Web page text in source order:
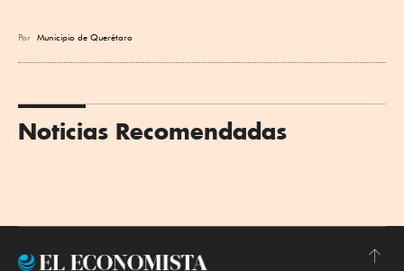
Por Municipio de Querétaro
Noticias Recomendadas